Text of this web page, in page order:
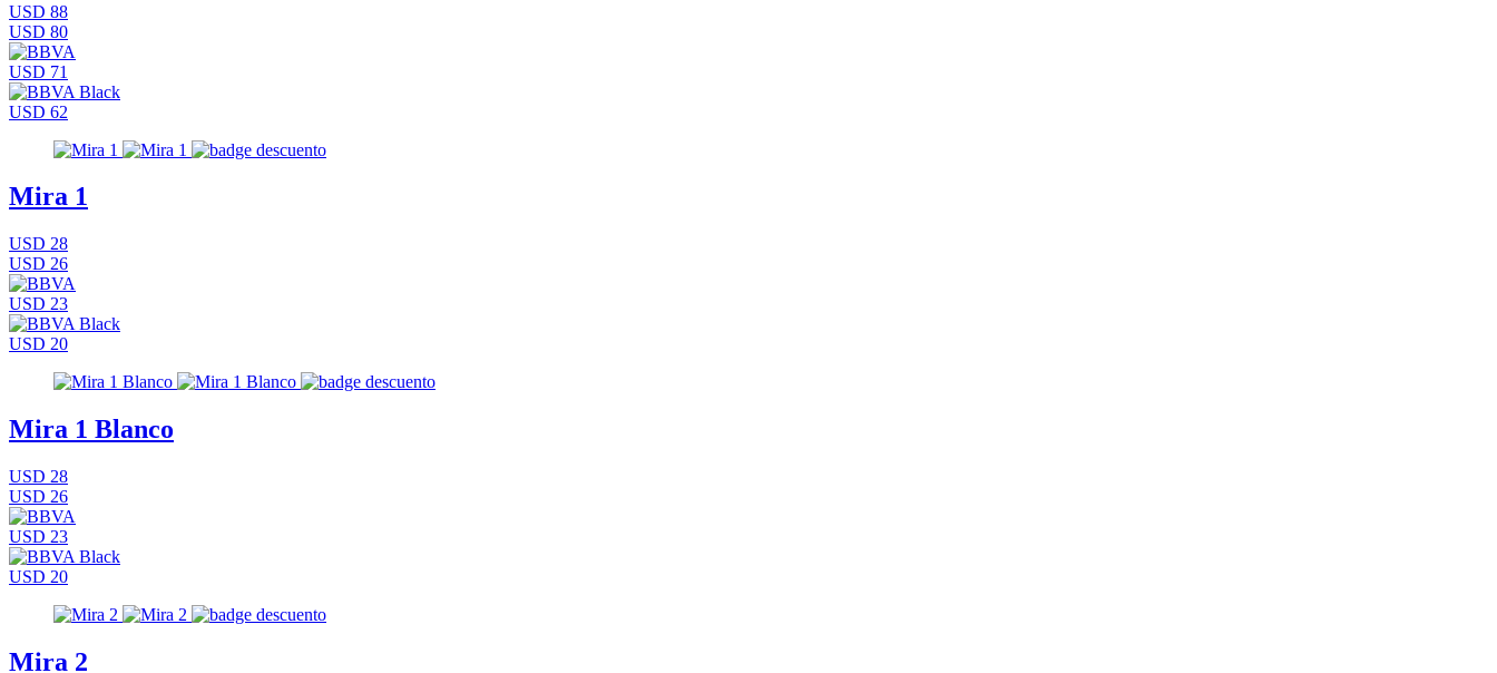
USD 88
USD 80
USD 71
USD 62
Mira 1
USD 28
USD 26
USD 23
USD 20
Mira 1 Blanco
USD 28
USD 26
USD 23
USD 20
Mira 2